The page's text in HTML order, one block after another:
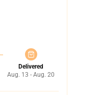
Delivered
Aug. 13 - Aug. 20